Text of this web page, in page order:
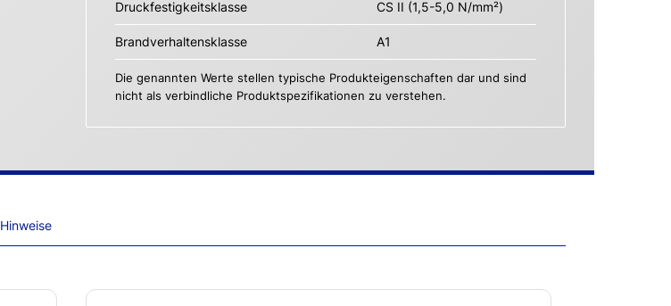
Druckfestigkeitsklasse CS II (1,5-5,0 N/mm²)
Brandverhaltensklasse A1
Die genannten Werte stellen typische Produkteigenschaften dar und sind
nicht als verbindliche Produktspezifikationen zu verstehen.
Hinweise